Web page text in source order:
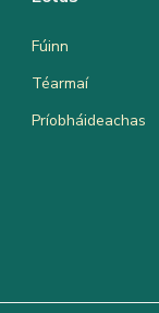
Fúinn
Téarmaí
Príobháideachas